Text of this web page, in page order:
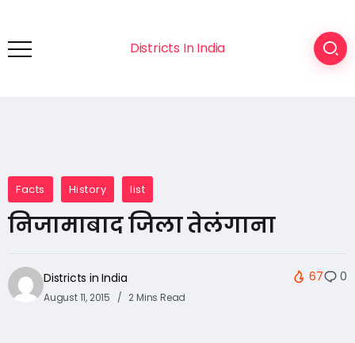
Districts In India
Facts History list
निजामाबाद जिला तेलंगाना
Districts in India
August 11, 2015 2 Mins Read
67 0